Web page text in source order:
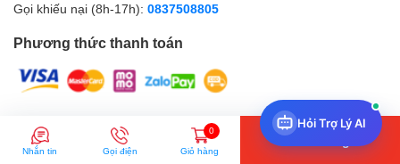
Gọi khiếu nại (8h-17h): 0837508805
Phương thức thanh toán
© Bản quyền thuộc về Amall.vn |
So sánh
Hỏi Trợ Lý AI
Nhắn tin Gọi điện
0
Giỏ hàng
Thêm vào giỏ